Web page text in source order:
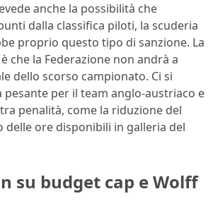
anche la possibilità che
dalla classifica piloti, la scuderia
proprio questo tipo di sanzione. La
che la Federazione non andrà a
dello scorso campionato. Ci si
per il team anglo-austriaco e
penalità, come la riduzione del
delle ore disponibili in galleria del
su budget cap e Wolff